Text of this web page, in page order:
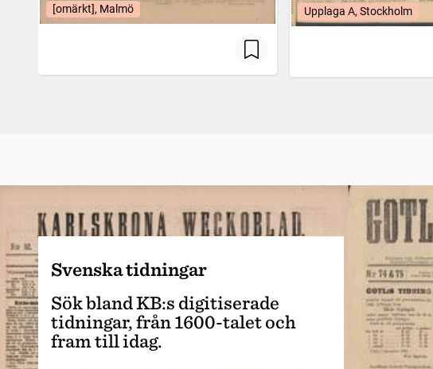
[omärkt], Malmö Upplaga A, Stockholm
Svenska tidningar
Sök bland KB:s digitiserade
tidningar, från 1600-talet och
fram till idag.